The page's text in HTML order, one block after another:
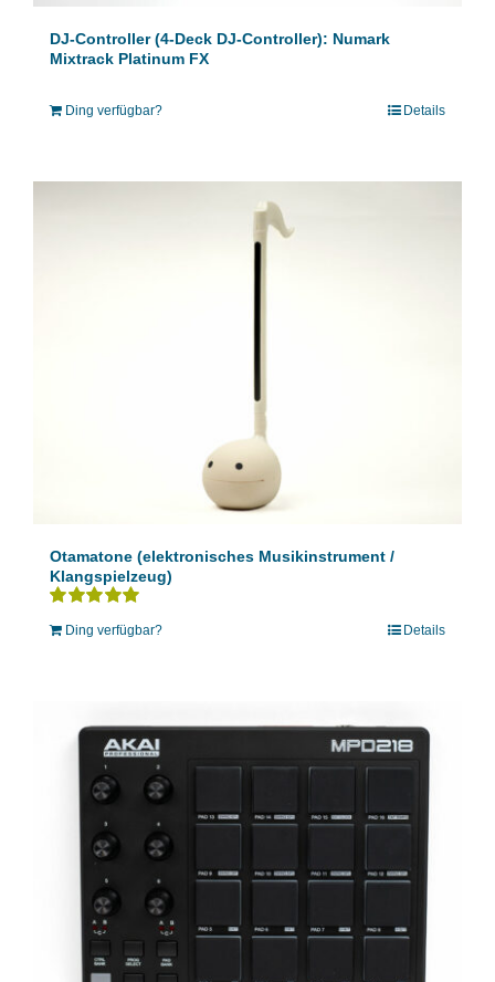
DJ-Controller (4-Deck DJ-Controller): Numark
Mixtrack Platinum FX
Ding verfügbar? Details
Otamatone (elektronisches Musikinstrument /
Klangspielzeug)
Bewertet
mit5.00von 5
Ding verfügbar? Details